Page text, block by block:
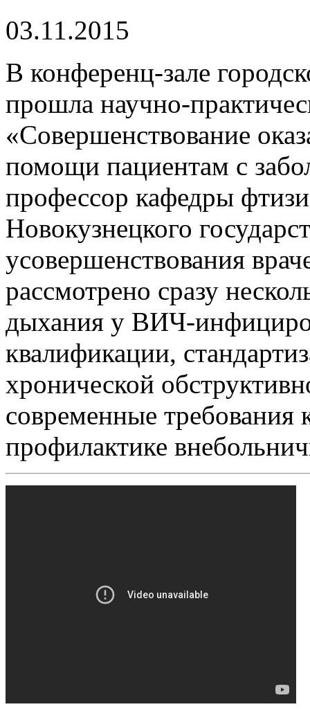
03.11.2015
В конференц-зале
прошла научно-
«Совершенствование
помощи пациентам с
профессор кафедры
Новокузнецкого
усовершенствования
рассмотрено сразу
дыхания у ВИЧ-
квалификации,
хронической
современные требования
профилактике